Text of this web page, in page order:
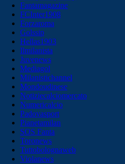
Fantamagazine
FCInter1908
Forzaroma
Golssip
Hellas1903
Ilmilanista
Juvenews
Mediagol
Milanistichannel
Mondoudinese
Notiziecalciomercato
Numericalcio
Padovasport
Pianetamilan
SOS Fanta
Toronews
Tuttobolognaweb
Violanews